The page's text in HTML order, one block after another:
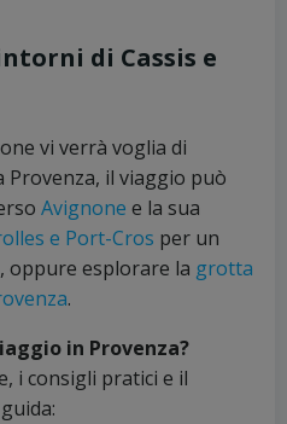
di Cassis e
vi verrà voglia di
il viaggio può
Avignone e la sua
e Port-Cros per un
oppure esplorare la grotta
.
in Provenza?
i consigli pratici e il